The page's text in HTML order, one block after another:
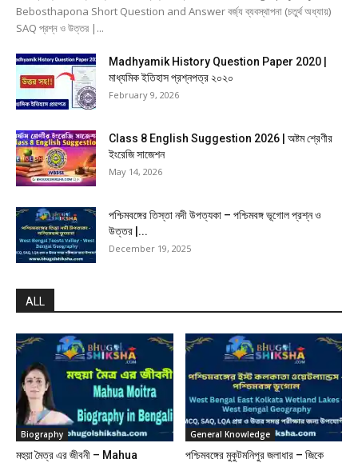
Bebosthapona Short Question and Answer বর্জ্য ব্যবস্থাপনা (চতুর্থ অধ্যায়)
SAQ প্রশ্ন ও উত্তর |...
Madhyamik History Question Paper 2020 |
মাধ্যমিক ইতিহাস প্রশ্নপত্র ২০২০
February 9, 2026
Class 8 English Suggestion 2026 | অষ্টম শ্রেণীর
ইংরেজি সাজেশন
May 14, 2026
পশ্চিমবঙ্গের তিস্তা নদী উপত্যকা – পশ্চিমবঙ্গ ভূগোল প্রশ্ন ও
উত্তর |...
December 19, 2025
ALL
Biography
মহুয়া মৈত্র এর জীবনী – Mahua
General Knowledge
পশ্চিমবঙ্গের মুকুটমনিপুর জলাধার – জিকে